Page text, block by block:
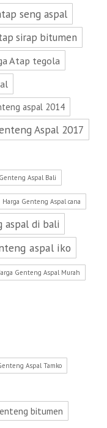
seng aspal
sirap bitumen
Atap tegola
aspal 2014
Aspal 2017
Aspal Bali
Harga Genteng Aspal cana
aspal di bali
aspal iko
Genteng Aspal Murah
Aspal Tamko
bitumen